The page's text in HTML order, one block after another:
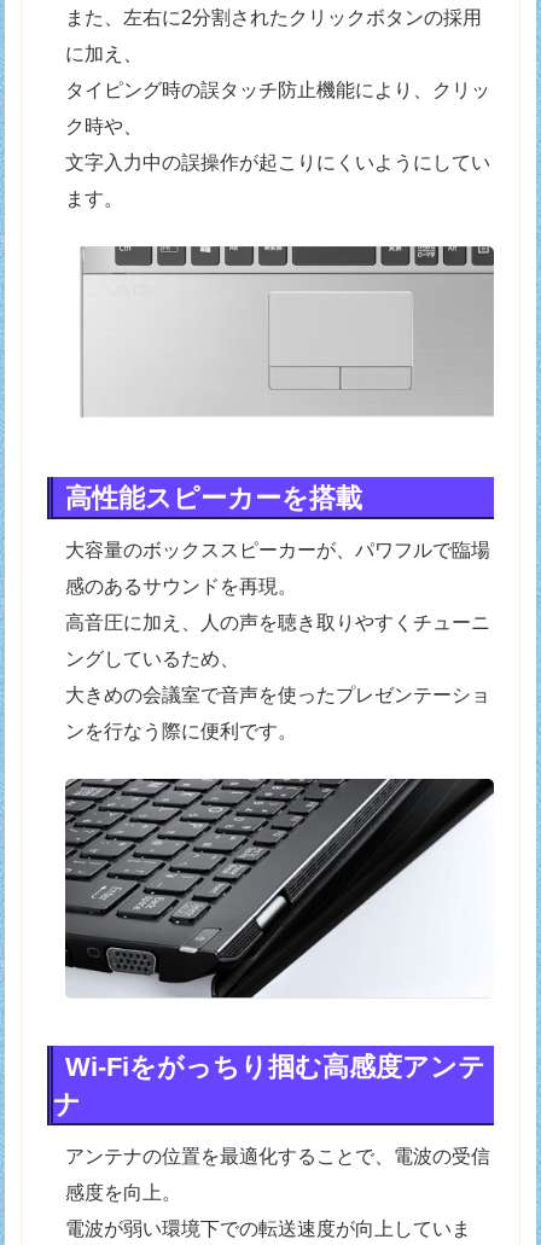
また、左右に2分割されたクリックボタンの採用
に加え、
タイピング時の誤タッチ防止機能により、クリッ
ク時や、
文字入力中の誤操作が起こりにくいようにしてい
ます。
高性能スピーカーを搭載
大容量のボックススピーカーが、パワフルで臨場
感のあるサウンドを再現。
高音圧に加え、人の声を聴き取りやすくチューニ
ングしているため、
大きめの会議室で音声を使ったプレゼンテーショ
ンを行なう際に便利です。
Wi-Fiをがっちり掴む高感度アンテ
ナ
アンテナの位置を最適化することで、電波の受信
感度を向上。
電波が弱い環境下での転送速度が向上していま